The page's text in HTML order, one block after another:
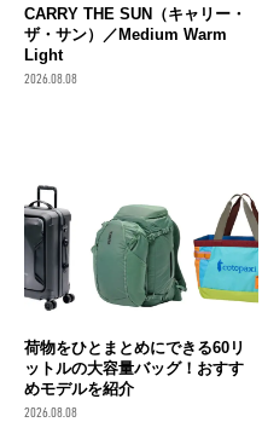
CARRY THE SUN（キャリー・
ザ・サン）／Medium Warm
Light
2026.08.08
荷物をひとまとめにできる60リ
ットルの大容量バッグ！おすす
めモデルを紹介
2026.08.08